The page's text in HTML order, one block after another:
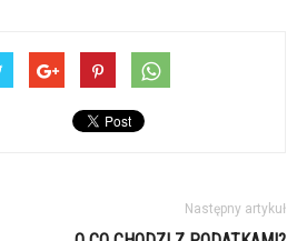
Następny artykuł